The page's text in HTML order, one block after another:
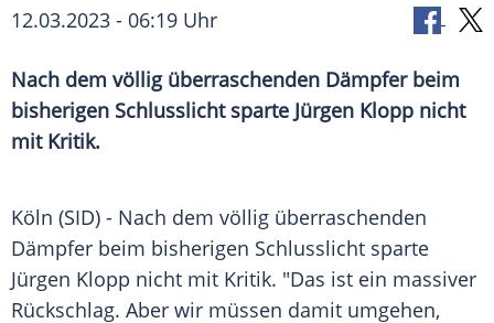
12.03.2023 - 06:19 Uhr
Nach dem völlig überraschenden Dämpfer beim
bisherigen Schlusslicht sparte Jürgen Klopp nicht
mit Kritik.
Köln (SID) - Nach dem völlig überraschenden
Dämpfer beim bisherigen Schlusslicht sparte
Jürgen Klopp nicht mit Kritik. "Das ist ein massiver
Rückschlag. Aber wir müssen damit umgehen,